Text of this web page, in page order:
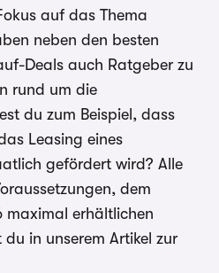
auf das Thema
neben den besten
Deals auch Ratgeber zu
rund um die
du zum Beispiel, dass
Leasing eines
gefördert wird? Alle
dem
maximal erhältlichen
in unserem Artikel zur